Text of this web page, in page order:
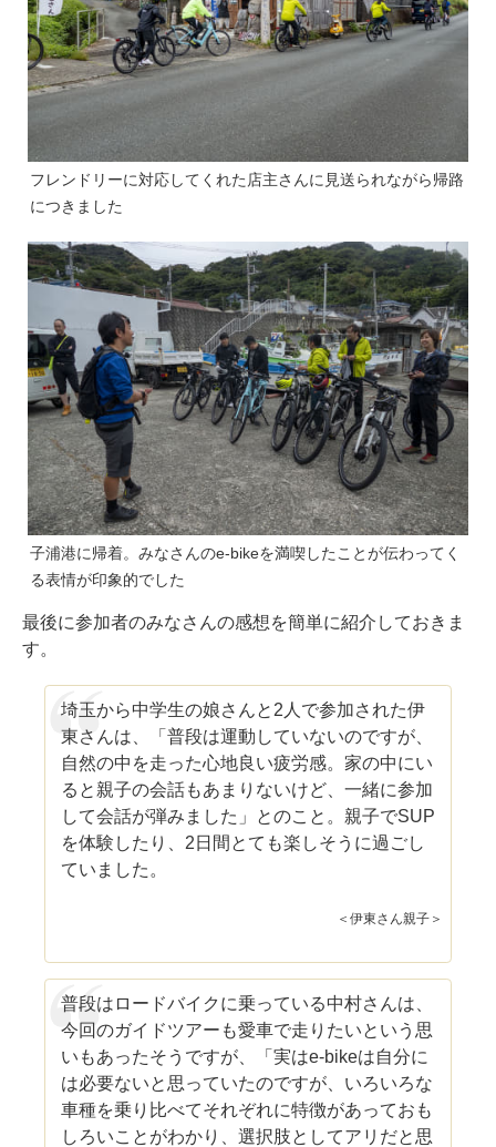
フレンドリーに対応してくれた店主さんに見送られながら帰路
につきました
子浦港に帰着。みなさんのe-bikeを満喫したことが伝わってく
る表情が印象的でした
最後に参加者のみなさんの感想を簡単に紹介しておきま
す。
埼玉から中学生の娘さんと2人で参加された伊
東さんは、「普段は運動していないのですが、
自然の中を走った心地良い疲労感。家の中にい
ると親子の会話もあまりないけど、一緒に参加
して会話が弾みました」とのこと。親子でSUP
を体験したり、2日間とても楽しそうに過ごし
ていました。
＜伊東さん親子＞
普段はロードバイクに乗っている中村さんは、
今回のガイドツアーも愛車で走りたいという思
いもあったそうですが、「実はe-bikeは自分に
は必要ないと思っていたのですが、いろいろな
車種を乗り比べてそれぞれに特徴があっておも
しろいことがわかり、選択肢としてアリだと思